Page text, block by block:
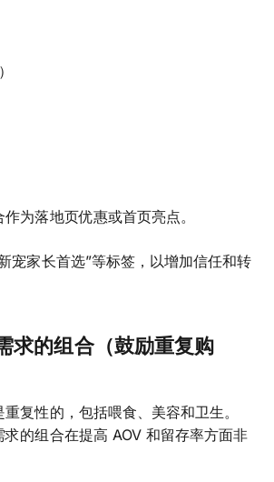
为落地页优惠或首页亮点。
宠家长首选”等标签，以增加信任和转
求的组合（鼓励重复购
复性的，包括喂食、美容和卫生。
的组合在提高 AOV 和留存率方面非